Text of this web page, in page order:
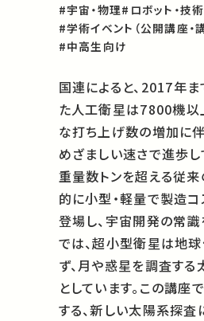
#宇宙・物理#ロボット・技術
#学術イベント（公開講座・
#中高生向け
国連によると、2017年
た人工衛星は7800機以
な打ち上げ数の増加に
めざましい速さで進歩
重量数トンを超える従
的に小型・軽量で製造
登場し、宇宙開発の常識
では、超小型衛星は地
ず、月や惑星を調査す
としています。この講
する、新しい太陽系探査